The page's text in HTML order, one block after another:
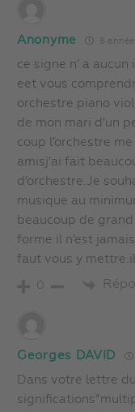
Anonyme 8
ce signe n’ a
eet vous
orchestre piano
de mon mari d’un
coup l’orchestre
amisj’ai fait
d’orchestre.Je
musique au
beaucoup de
forme il n’est
faut vous y mettre:il
0
Georges DAVID
Dans votre lettre